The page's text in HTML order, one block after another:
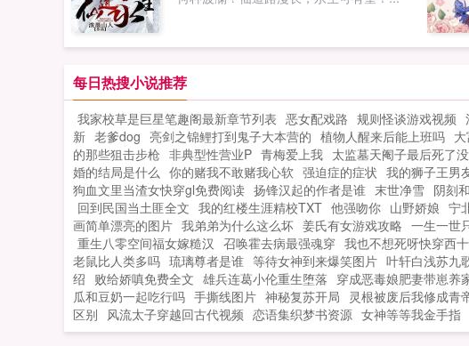
每日热搜小说推荐
我家校草是巨星笔趣阁最新章节列表 恶女配戏路 规则怪谈游戏视频
新 老爹dog 亮剑之锦鲤打到鬼子大本营的 植物人醒来后能上班吗
的那些狙击步枪 非典型性营业P 青梅爱上我 太监墓天阉子最后死了没
婚的结局是什么 你的赌我不敢赌我心软 强迫症的症状 我的狮子王男
狗血文里当渣女快穿gl免费阅读 扬锋汉起的作者是谁 末世净雪 阴刻
回到民国当土匪全文 我的红楼生涯精校TXT 他强吻你 山野娇娘 宁
画简单漂亮的图片 我弟弟为什么这么坏 姜氏有女游戏攻略 一生一世
重生八零空间福女嫁糙汉 召唤霍去病最强魂穿 我也不想死呀快穿西
老鼠比人类多吗 琉璃尊者是谁 等待女神到来爆笑图片 叶轩白浅苏九
绍 败给娇嗔免费全文 雄兵连葛小伦重生堕落 穿成恶毒娘肥妻带崽养
瓜和豆奶一起吃行吗 手撕线图片 神秘复苏开局 灵根被废后我修成青
区别
风流太子穿越回古代视频 恋语集织梦书资源 女神等等我金手指